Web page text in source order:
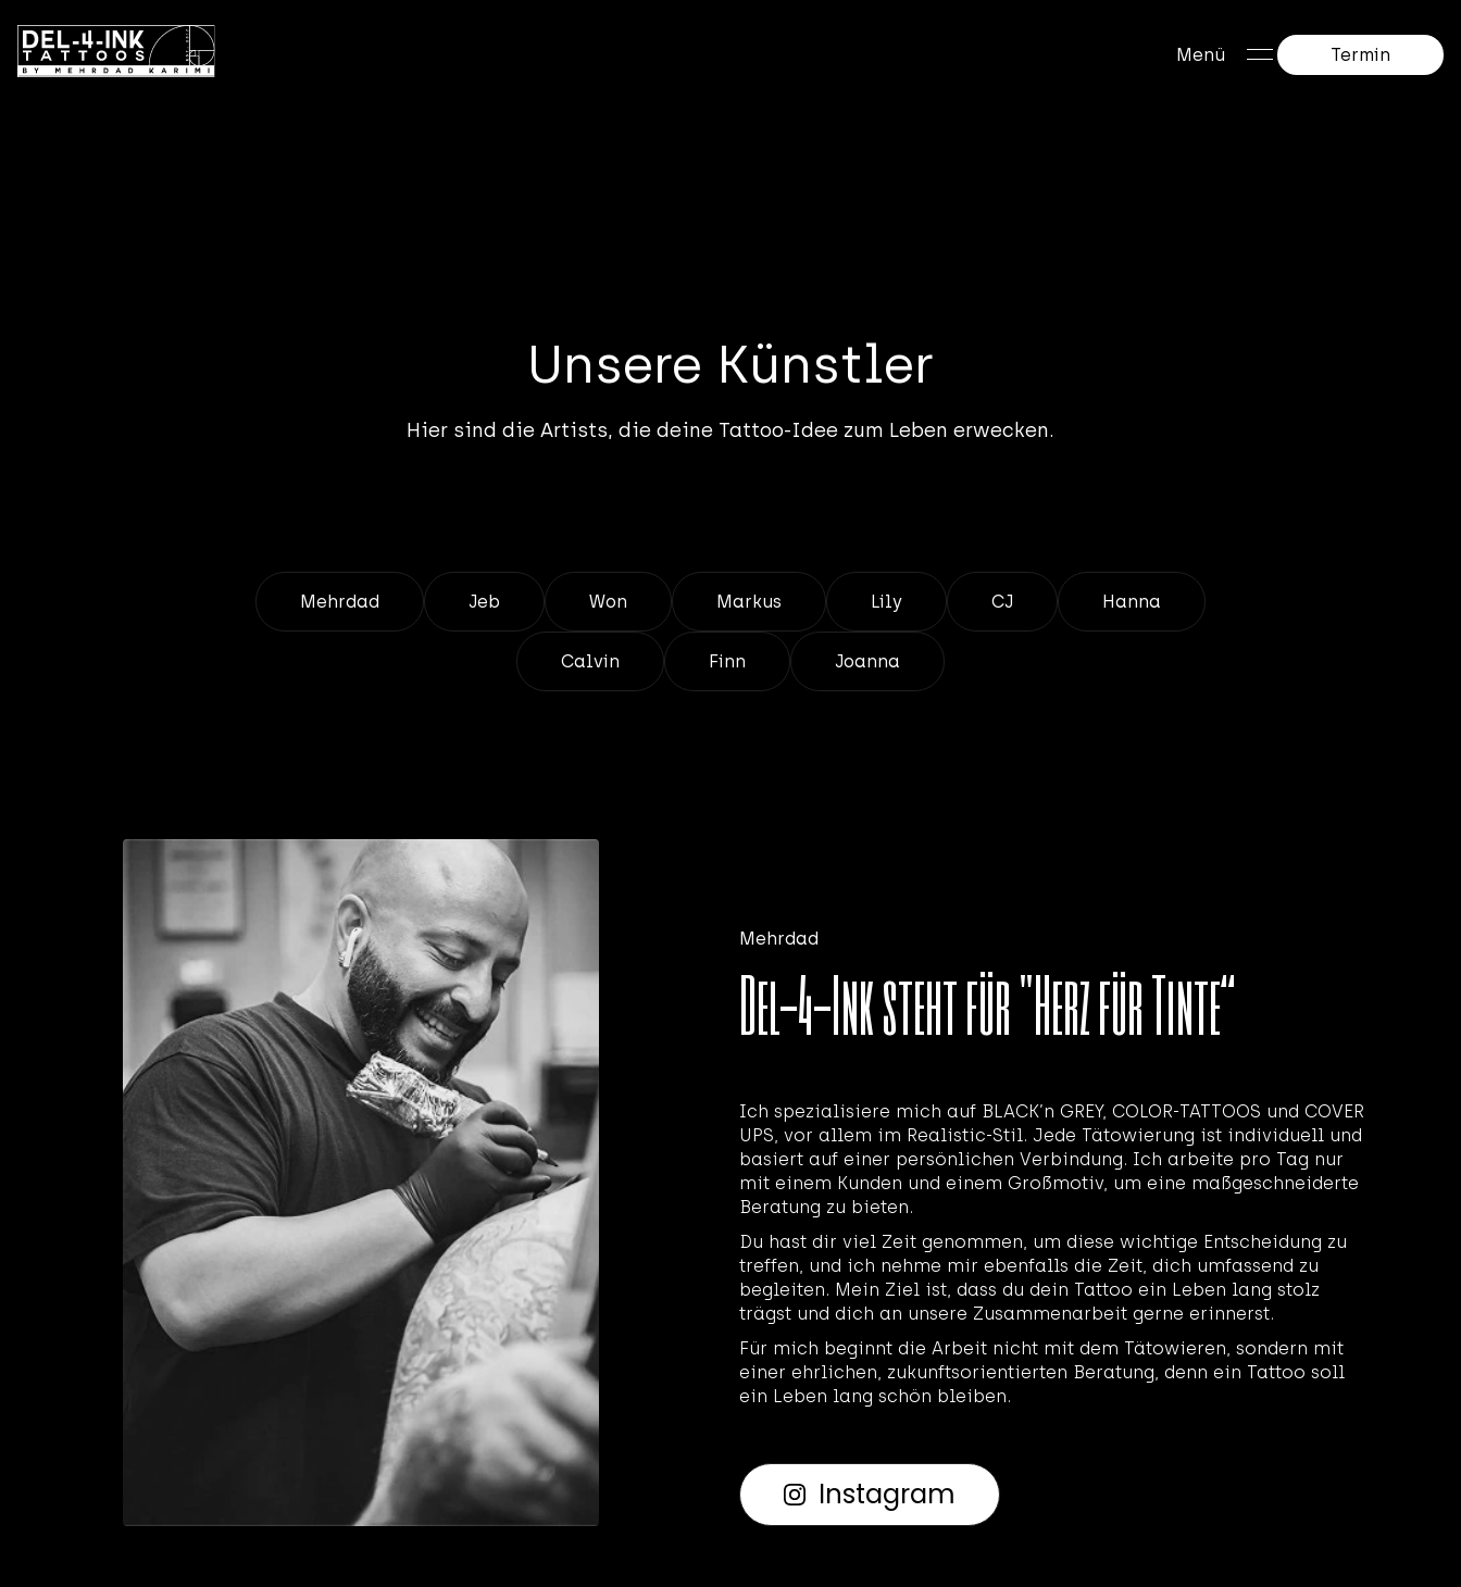
Menü Termin
Unsere Künstler
Hier sind die Artists, die deine Tattoo-Idee zum Leben erwecken.
Mehrdad Jeb Won Markus Lily CJ Hanna
Calvin Finn Joanna
Mehrdad
Del-4-Ink steht für "Herz für Tinte“
Ich spezialisiere mich auf BLACK’n GREY, COLOR-TATTOOS und COVER
UPS, vor allem im Realistic-Stil. Jede Tätowierung ist individuell und
basiert auf einer persönlichen Verbindung. Ich arbeite pro Tag nur
mit einem Kunden und einem Großmotiv, um eine maßgeschneiderte
Beratung zu bieten.
Du hast dir viel Zeit genommen, um diese wichtige Entscheidung zu
treffen, und ich nehme mir ebenfalls die Zeit, dich umfassend zu
begleiten. Mein Ziel ist, dass du dein Tattoo ein Leben lang stolz
trägst und dich an unsere Zusammenarbeit gerne erinnerst.
Für mich beginnt die Arbeit nicht mit dem Tätowieren, sondern mit
einer ehrlichen, zukunftsorientierten Beratung, denn ein Tattoo soll
ein Leben lang schön bleiben.
Instagram